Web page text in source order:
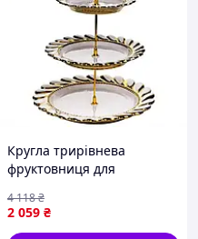
Кругла трирівнева
фруктовниця для
фруктів 25х33 см ML2085
2 059 ₴
4 118₴